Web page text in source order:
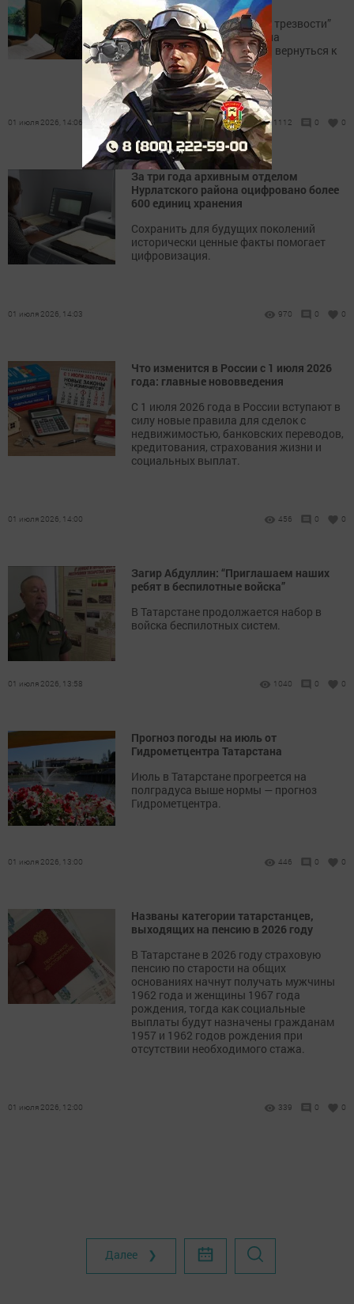
Социальный проект “Точка трезвости”
помогла 20 жителям района
воссоединиться с семьей и вернуться к
нормальной жизни.
01 июля 2026, 14:06 1112 0 0
За три года архивным отделом
Нурлатского района оцифровано более
600 единиц хранения
Сохранить для будущих поколений
исторически ценные факты помогает
цифровизация.
01 июля 2026, 14:03 970 0 0
Что изменится в России с 1 июля 2026
года: главные нововведения
С 1 июля 2026 года в России вступают в
силу новые правила для сделок с
недвижимостью, банковских переводов,
кредитования, страхования жизни и
социальных выплат.
01 июля 2026, 14:00 456 0 0
Загир Абдуллин: “Приглашаем наших
ребят в беспилотные войска”
В Татарстане продолжается набор в
войска беспилотных систем.
01 июля 2026, 13:58 1040 0 0
Прогноз погоды на июль от
Гидрометцентра Татарстана
Июль в Татарстане прогреется на
полградуса выше нормы — прогноз
Гидрометцентра.
01 июля 2026, 13:00 446 0 0
Названы категории татарстанцев,
выходящих на пенсию в 2026 году
В Татарстане в 2026 году страховую
пенсию по старости на общих
основаниях начнут получать мужчины
1962 года и женщины 1967 года
рождения, тогда как социальные
выплаты будут назначены гражданам
1957 и 1962 годов рождения при
отсутствии необходимого стажа.
01 июля 2026, 12:00 339 0 0
Далее ❯